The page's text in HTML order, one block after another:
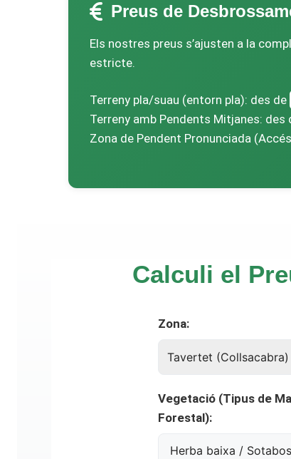
Preus de
Els nostres preus s’ajusten a la
estricte.
Terreny pla/suau (entorn pla): des de
Terreny amb Pendents Mitjanes: des
Zona de Pendent Pronunciada
Calculi el
Zona:
Vegetació (Tipus de
Forestal):